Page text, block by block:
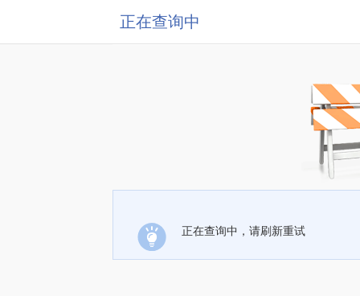
正在查询中
正在查询中，请刷新重试